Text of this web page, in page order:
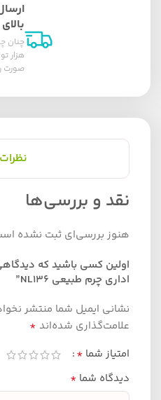
بالای ۵۰۰ تومان
هزار
صورت
نظرات
نقد و بررسی‌ها
هنوز بررسی‌ای ثبت نشده
اولین کسی باشید که
اداری چرم طبیعی NL136”
نشانی ایمیل شما منتشر
علامت‌گذاری شده‌اند *
امتیاز شما *
دیدگاه شما *